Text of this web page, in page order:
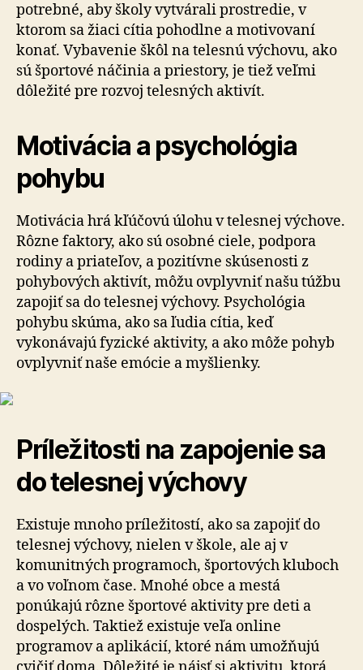
potrebné, aby školy vytvárali prostredie, v
ktorom sa žiaci cítia pohodlne a motivovaní
konať. Vybavenie škôl na telesnú výchovu, ako
sú športové náčinia a priestory, je tiež veľmi
dôležité pre rozvoj telesných aktivít.
Motivácia a psychológia
pohybu
Motivácia hrá kľúčovú úlohu v telesnej výchove.
Rôzne faktory, ako sú osobné ciele, podpora
rodiny a priateľov, a pozitívne skúsenosti z
pohybových aktivít, môžu ovplyvniť našu túžbu
zapojiť sa do telesnej výchovy. Psychológia
pohybu skúma, ako sa ľudia cítia, keď
vykonávajú fyzické aktivity, a ako môže pohyb
ovplyvniť naše emócie a myšlienky.
Príležitosti na zapojenie sa
do telesnej výchovy
Existuje mnoho príležitostí, ako sa zapojiť do
telesnej výchovy, nielen v škole, ale aj v
komunitných programoch, športových kluboch
a vo voľnom čase. Mnohé obce a mestá
ponúkajú rôzne športové aktivity pre deti a
dospelých. Taktiež existuje veľa online
programov a aplikácií, ktoré nám umožňujú